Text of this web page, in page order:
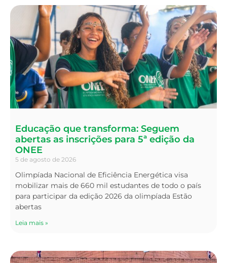
Educação que transforma: Seguem
abertas as inscrições para 5ª edição da
ONEE
5 de agosto de 2026
Olimpíada Nacional de Eficiência Energética visa
mobilizar mais de 660 mil estudantes de todo o país
para participar da edição 2026 da olimpíada Estão
abertas
Leia mais »